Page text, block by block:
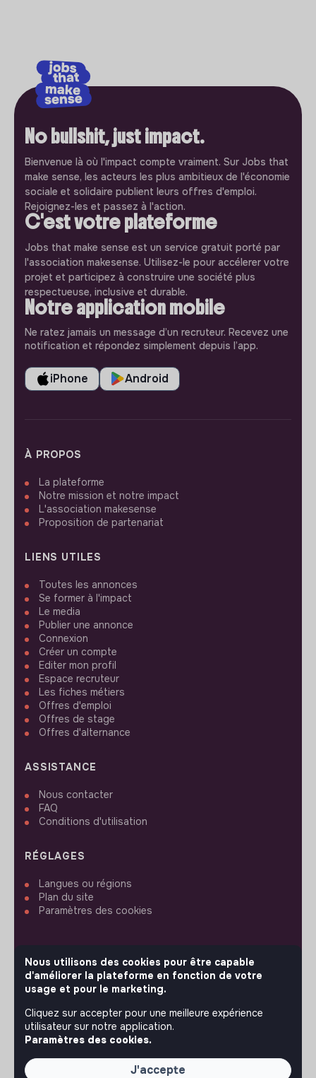
No bullshit, just impact.
Bienvenue là où l'impact compte vraiment. Sur Jobs that
make sense, les acteurs les plus ambitieux de l'économie
sociale et solidaire publient leurs offres d'emploi.
Rejoignez-les et passez à l'action.
C'est votre plateforme
Jobs that make sense est un service gratuit porté par
l'association makesense. Utilisez-le pour accélerer votre
projet et participez à construire une société plus
respectueuse, inclusive et durable.
Notre application mobile
Ne ratez jamais un message d’un recruteur. Recevez une
notification et répondez simplement depuis l’app.
iPhone Android
À PROPOS
La plateforme
Notre mission et notre impact
L'association makesense
Proposition de partenariat
LIENS UTILES
Toutes les annonces
Se former à l'impact
Le media
Publier une annonce
Connexion
Créer un compte
Editer mon profil
Espace recruteur
Les fiches métiers
Offres d'emploi
Offres de stage
Offres d'alternance
ASSISTANCE
Nous contacter
FAQ
Conditions d'utilisation
RÉGLAGES
Langues ou régions
Plan du site
Paramètres des cookies
SUIVEZ-NOUS
© 2026 jobs that makesense.
Nous utilisons des cookies pour être capable
d'améliorer la plateforme en fonction de votre
usage et pour le marketing.
Cliquez sur accepter pour une meilleure expérience
utilisateur sur notre application.
Paramètres des cookies.
J'accepte